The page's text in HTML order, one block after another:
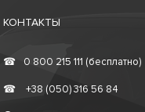
КОНТАКТЫ
☎ 0 800 215 111 (бесплатно)
☎ +38 (050) 316 56 84